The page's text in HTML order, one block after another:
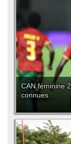
CAN féminine
connues